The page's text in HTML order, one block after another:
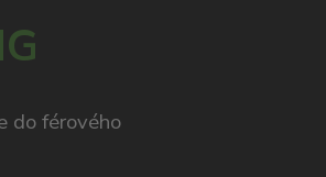
do férového